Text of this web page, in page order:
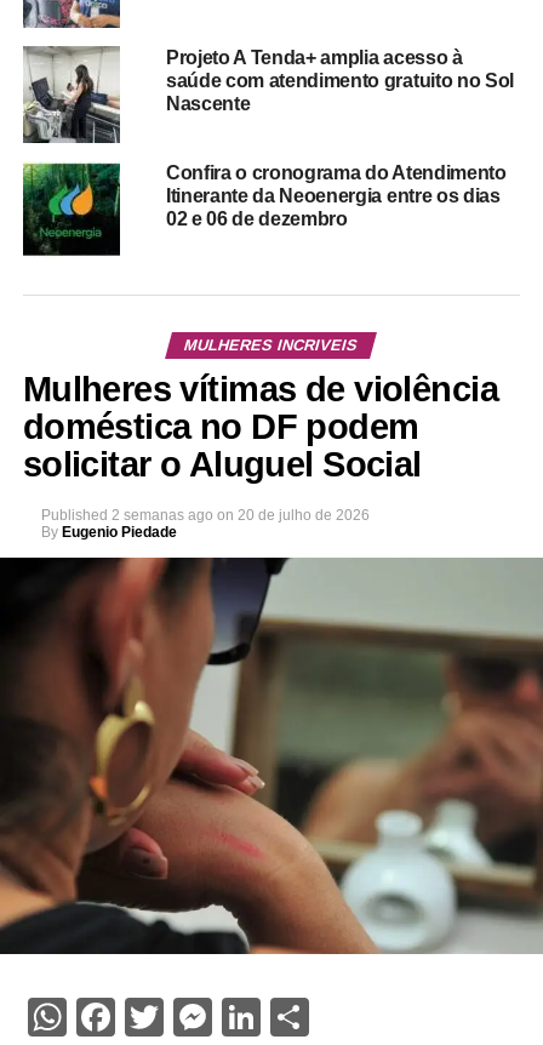
Projeto A Tenda+ amplia acesso à
saúde com atendimento gratuito no Sol
Nascente
Confira o cronograma do Atendimento
Itinerante da Neoenergia entre os dias
02 e 06 de dezembro
MULHERES INCRIVEIS
Mulheres vítimas de violência
doméstica no DF podem
solicitar o Aluguel Social
Published 2 semanas ago on 20 de julho de 2026
By Eugenio Piedade
WhatsApp
Facebook
Twitter
Messenger
LinkedIn
Share